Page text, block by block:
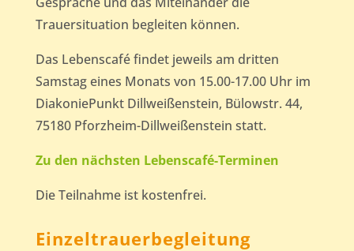
Trauersituation begleiten können.
Das Lebenscafé findet jeweils am dritten
Samstag eines Monats von 15.00-17.00 Uhr im
DiakoniePunkt Dillweißenstein, Bülowstr. 44,
75180 Pforzheim-Dillweißenstein statt.
Zu den nächsten Lebenscafé-Terminen
Die Teilnahme ist kostenfrei.
Einzeltrauerbegleitung